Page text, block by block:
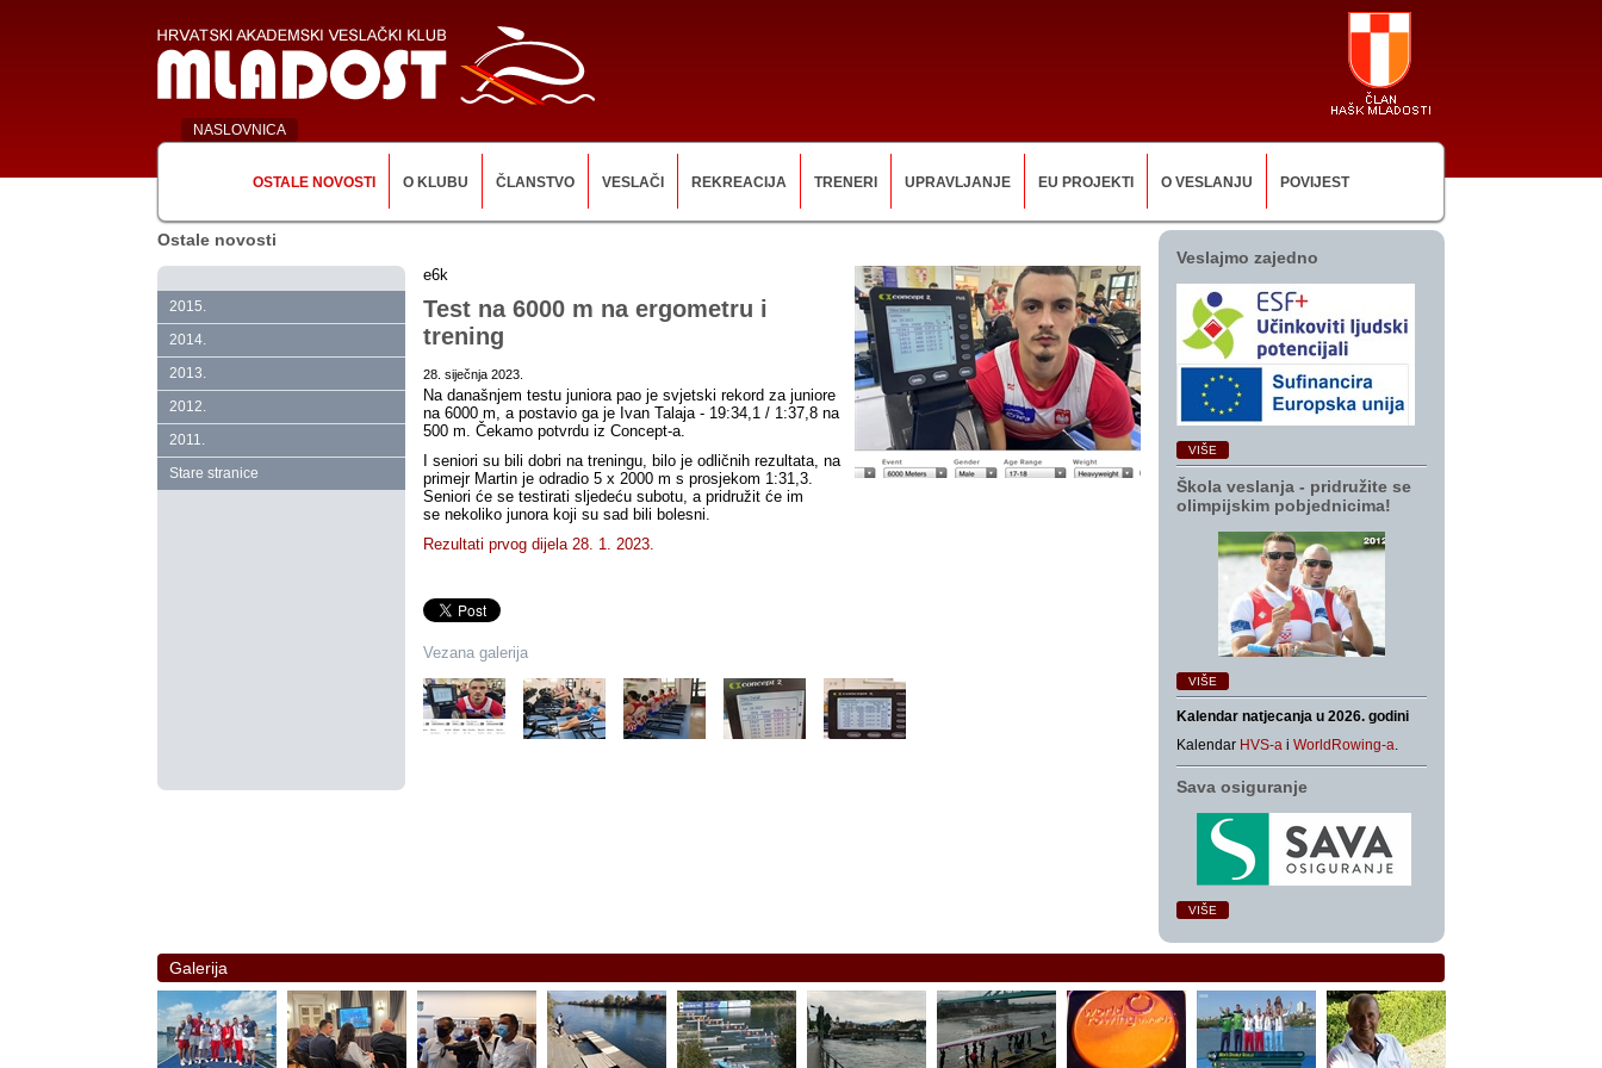
NASLOVNICA
OSTALE NOVOSTI O KLUBU ČLANSTVO VESLAČI REKREACIJA TRENERI UPRAVLJANJE EU PROJEKTI O VESLANJU POVIJEST
Ostale novosti
2015.
2014.
2013.
2012.
2011.
Stare stranice
e6k
Test na 6000 m na ergometru i
trening
28. siječnja 2023.
Na današnjem testu juniora pao je svjetski rekord za juniore
na 6000 m, a postavio ga je Ivan Talaja - 19:34,1 / 1:37,8 na
500 m. Čekamo potvrdu iz Concept-a.
I seniori su bili dobri na treningu, bilo je odličnih rezultata, na
primejr Martin je odradio 5 x 2000 m s prosjekom 1:31,3.
Seniori će se testirati sljedeću subotu, a pridružit će im
se nekoliko junora koji su sad bili bolesni.
Rezultati prvog dijela 28. 1. 2023.
Vezana galerija
Veslajmo zajedno
VIŠE
Škola veslanja ‑ pridružite se
olimpijskim pobjednicima!
VIŠE
Kalendar natjecanja u 2026. godini
Kalendar HVS-a i WorldRowing-a.
Sava osiguranje
VIŠE
Galerija